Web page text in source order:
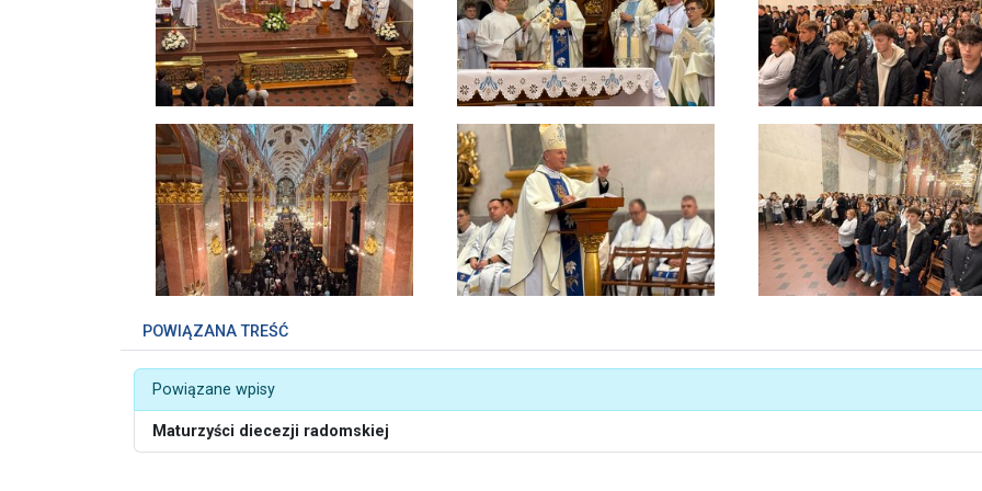
POWIĄZANA TREŚĆ
Powiązane wpisy
Maturzyści diecezji radomskiej